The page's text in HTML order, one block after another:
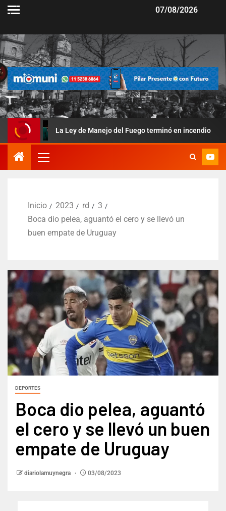
07/08/2026
La Ley de Manejo del Fuego terminó en incendio
Inicio 2023 rd
3
Boca dio pelea, aguantó el cero y se llevó un
buen empate de Uruguay
DEPORTES
Boca dio pelea, aguantó
el cero y se llevó un buen
empate de Uruguay
diariolamuynegra 03/08/2023